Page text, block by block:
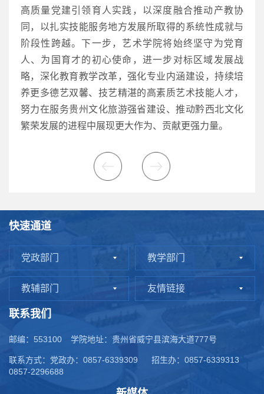
高质量党建引领育人实践，以深度融合推动产教协
同，以扎实技能服务地方发展所取得的系统性成就与
阶段性跨越。下一步，艺术学院将始终坚守为党育
人、为国育才的初心使命，进一步对标区域发展战
略，深化教育教学改革，强化专业内涵建设，持续培
养更多德艺双馨、技艺精湛的高素质艺术技能人才，
努力在服务贵州文化旅游强省建设、推动黔西北文化
繁荣发展的进程中展现更大作为、贡献更强力量。
快速通道
党政部门 教学部门
教辅部门 友情链接
联系我们
邮编：553100 学院地址：贵州省威宁县滨海大道777号
联系方式：党政办：0857-6339309
招生办：0857-6339313
0857-2296688